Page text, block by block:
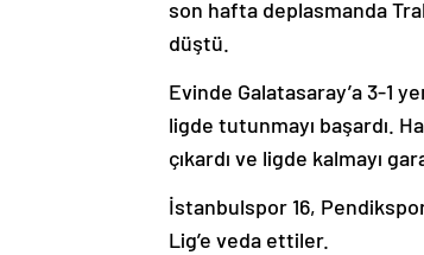
son hafta deplasmanda
düştü.
Evinde Galatasaray’a 3-1
ligde tutunmayı başardı.
çıkardı ve ligde kalmayı
İstanbulspor 16,
Lig’e veda ettiler.